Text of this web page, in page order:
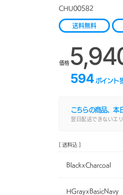
CHU00582
送料無料
価格
594 ポイント
こちらの商品、本
翌日配送できないエ
[ 送料込 ]
BlackxCharcoal
HGrayxBasicNavy